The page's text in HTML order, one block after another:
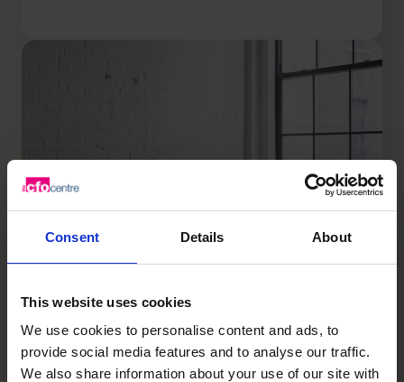
Consent Details About
This website uses cookies
We use cookies to personalise content and ads, to
provide social media features and to analyse our traffic.
We also share information about your use of our site with
6 Common Business Expansion
Strategies for Entrepreneurs